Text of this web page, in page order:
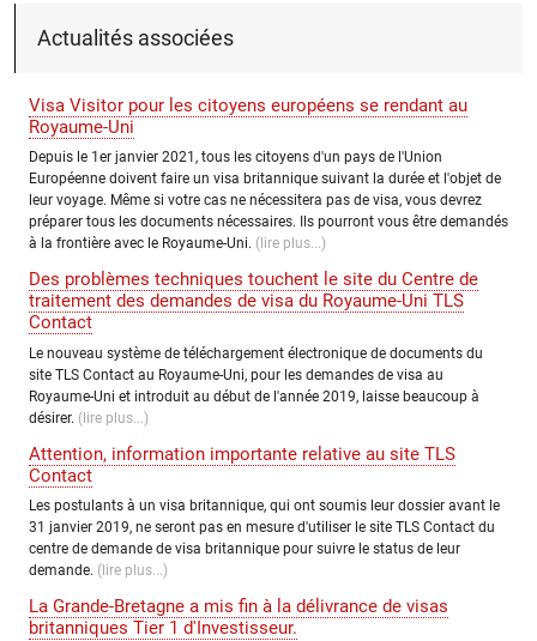
Actualités associées
Visa Visitor pour les citoyens européens se rendant au
Royaume-Uni
Depuis le 1er janvier 2021, tous les citoyens d'un pays de l'Union
Européenne doivent faire un visa britannique suivant la durée et l'objet de
leur voyage. Même si votre cas ne nécessitera pas de visa, vous devrez
préparer tous les documents nécessaires. Ils pourront vous être demandés
à la frontière avec le Royaume-Uni. (lire plus...)
Des problèmes techniques touchent le site du Centre de
traitement des demandes de visa du Royaume-Uni TLS
Contact
Le nouveau système de téléchargement électronique de documents du
site TLS Contact au Royaume-Uni, pour les demandes de visa au
Royaume-Uni et introduit au début de l'année 2019, laisse beaucoup à
désirer. (lire plus...)
Attention, information importante relative au site TLS
Contact
Les postulants à un visa britannique, qui ont soumis leur dossier avant le
31 janvier 2019, ne seront pas en mesure d'utiliser le site TLS Contact du
centre de demande de visa britannique pour suivre le status de leur
demande. (lire plus...)
La Grande-Bretagne a mis fin à la délivrance de visas
britanniques Tier 1 d'Investisseur.